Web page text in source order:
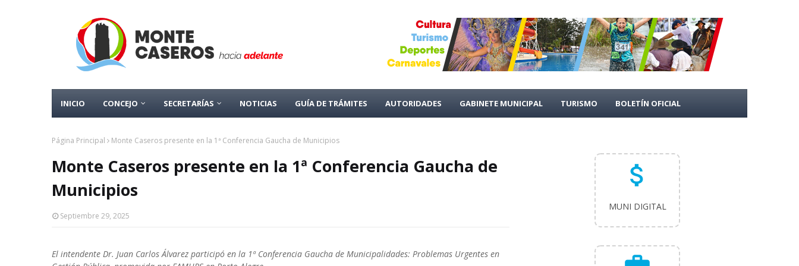
INICIO CONCEJO SECRETARÍAS NOTICIAS GUÍA DE TRÁMITES AUTORIDADES GABINETE MUNICIPAL TURISMO BOLETÍN OFICIAL
Página Principal Monte Caseros presente en la 1ª Conferencia Gaucha de Municipios
Monte Caseros presente en la 1ª Conferencia Gaucha de
Municipios
Septiembre 29, 2025
El intendente Dr. Juan Carlos Álvarez participó en la 1ª Conferencia Gaucha de Municipalidades: Problemas Urgentes en
attach_money
MUNI DIGITAL